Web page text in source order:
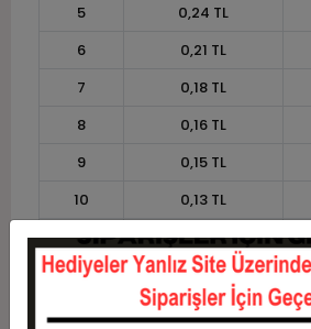
5
0,24 TL
6
0,21 TL
7
0,18 TL
8
0,16 TL
9
0,15 TL
10
0,13 TL
11
0,12 TL
12
0,11 TL